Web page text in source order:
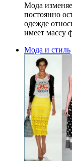
Мода
постоянно
одежде
имеет массу
Мода и стиль